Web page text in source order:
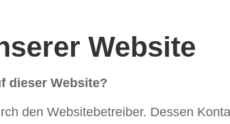
Website
dieser Website?
den Websitebetreiber. Dessen